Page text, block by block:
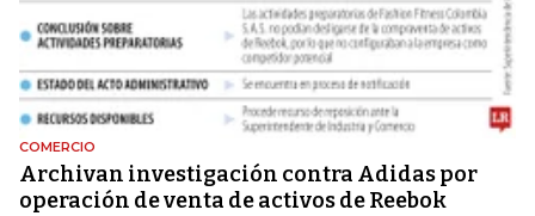
COMERCIO
Archivan investigación contra Adidas por
operación de venta de activos de Reebok